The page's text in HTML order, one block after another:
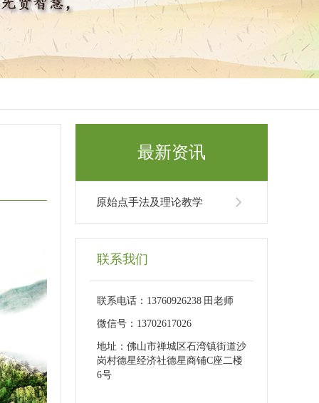
最新资讯
原始点手法及理论教学
联系我们
联系电话：13760926238 田老师
微信号：13702617026
地址：佛山市禅城区石湾镇街道沙
岗村德星经济社德星商铺C座二楼
6号